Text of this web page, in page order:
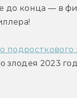
до конца — в
злодея 2023